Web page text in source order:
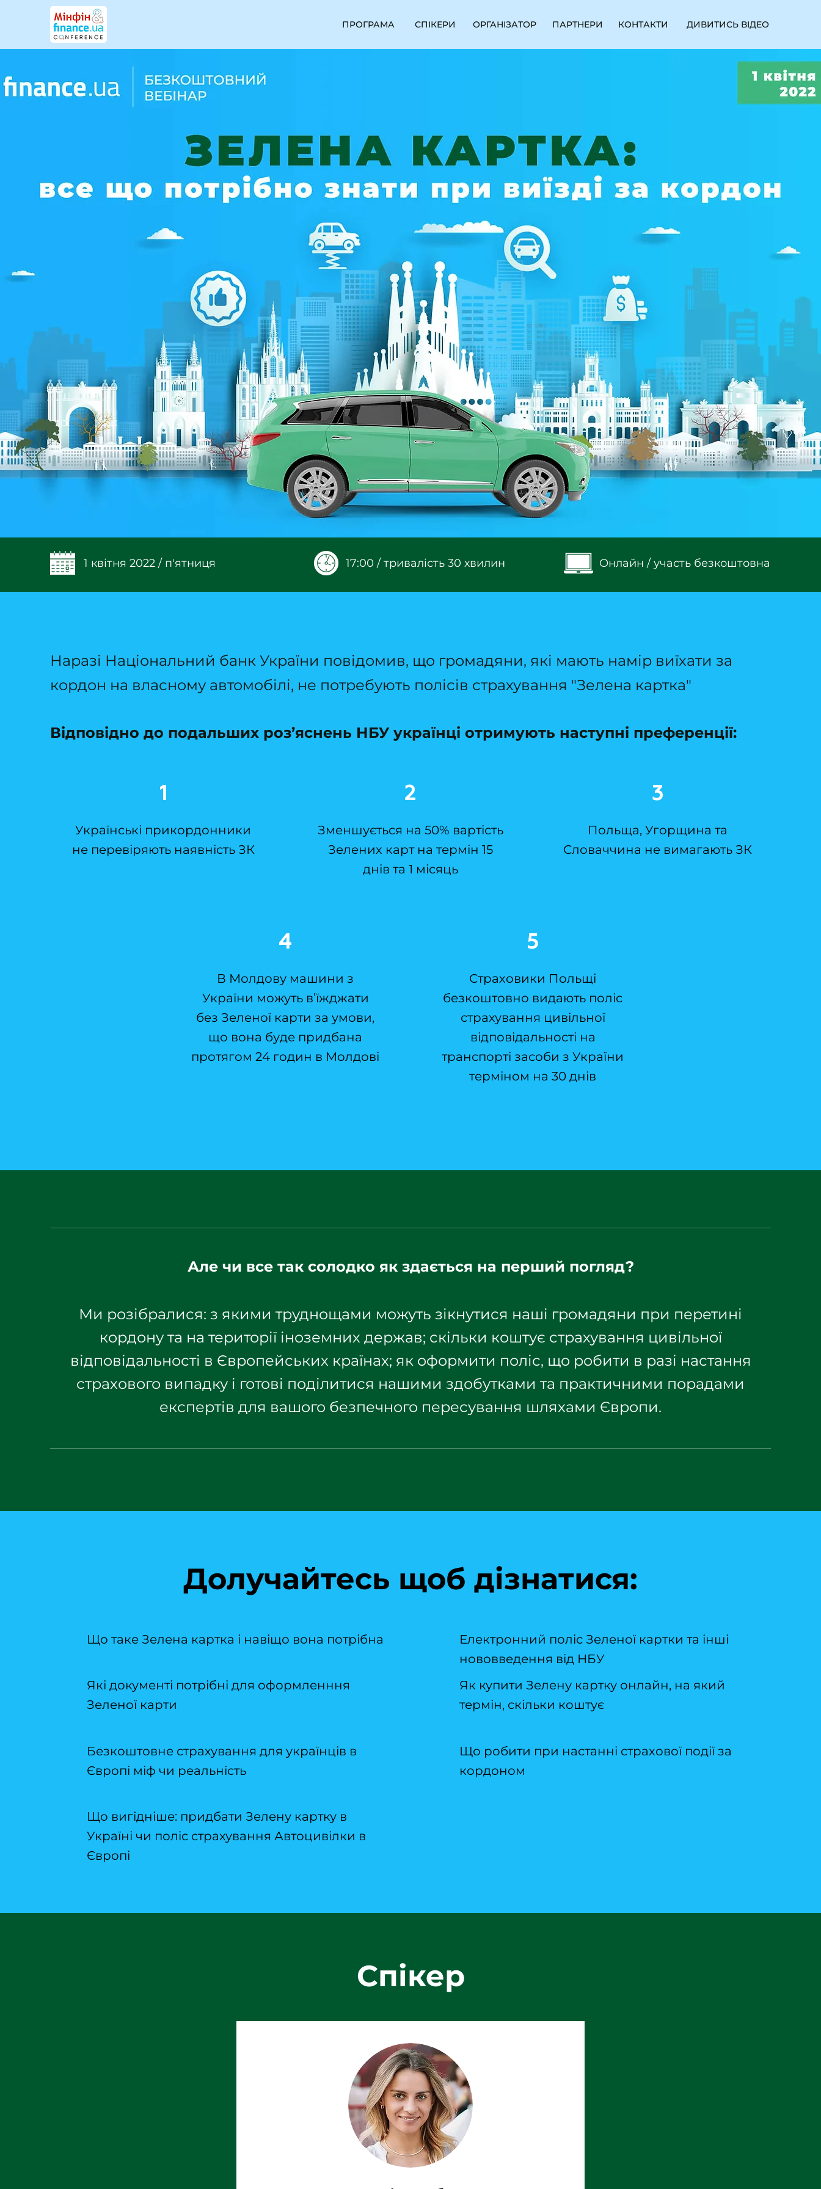
ПРОГРАМА СПІКЕРИ ОРГАНІЗАТОР ПАРТНЕРИ КОНТАКТИ ДИВИТИСЬ ВІДЕО
1 квітня 2022 / п'ятниця 17:00 / тривалість 30 хвилин Онлайн / участь безкоштовна
Наразі Національний банк України повідомив, що громадяни, які мають намір виїхати за
кордон на власному автомобілі, не потребують полісів страхування "Зелена картка"
Відповідно до подальших роз’яснень НБУ українці отримують наступні преференції:
1
Українські прикордонники
не перевіряють наявність ЗК
2
Зменшується на 50% вартість
Зелених карт на термін 15
днів та 1 місяць
3
Польща, Угорщина та
Словаччина не вимагають ЗК
4
В Молдову машини з
України можуть в’їжджати
без Зеленої карти за умови,
що вона буде придбана
протягом 24 годин в Молдові
5
Страховики Польщі
безкоштовно видають поліс
страхування цивільної
відповідальності на
транспорті засоби з України
терміном на 30 днів
Але чи все так солодко як здається на перший погляд?
Ми розібралися: з якими труднощами можуть зікнутися наші громадяни при перетині
кордону та на території іноземних держав; скільки коштує страхування цивільної
відповідальності в Європейських країнах; як оформити поліс, що робити в разі настання
страхового випадку і готові поділитися нашими здобутками та практичними порадами
експертів для вашого безпечного пересування шляхами Європи.
Долучайтесь щоб дізнатися:
Що таке Зелена картка і навіщо вона потрібна
Електронний поліс Зеленої картки та інші
нововведення від НБУ
Які документі потрібні для оформленння
Зеленої карти
Як купити Зелену картку онлайн, на який
термін, скільки коштує
Безкоштовне страхування для українців в
Європі міф чи реальність
Що робити при настанні страхової події за
кордоном
Що вигідніше: придбати Зелену картку в
Україні чи поліс страхування Автоцивілки в
Європі
Спікер